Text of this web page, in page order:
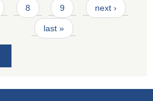
8 9 next ›
last »